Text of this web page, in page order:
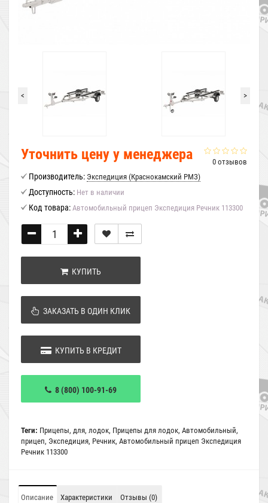
< >
0 отзывов
Уточнить цену у менеджера
Производитель: Экспедиция (Краснокамский РМЗ)
Доступность: Нет в наличии
Код товара: Автомобильный прицеп Экспедиция Речник 113300
КУПИТЬ
ЗАКАЗАТЬ В ОДИН КЛИК
КУПИТЬ В КРЕДИТ
8 (800) 100-91-69
Теги: Прицепы, для, лодок, Прицепы для лодок, Автомобильный,
прицеп, Экспедиция, Речник, Автомобильный прицеп Экспедиция
Речник 113300
Описание Характеристики Отзывы (0)